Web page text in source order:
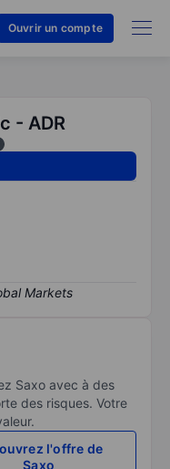
Ouvrir un compte
- ADR
Saxo avec à des
des risques. Votre
l'offre de
Saxo